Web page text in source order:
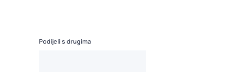
Podijeli s drugima